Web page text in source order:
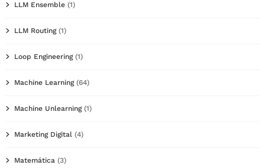
LLM Ensemble (1)
LLM Routing(1)
Loop Engineering(1)
Machine Learning(64)
Machine Unlearning(1)
Marketing Digital (4)
Matemática (3)